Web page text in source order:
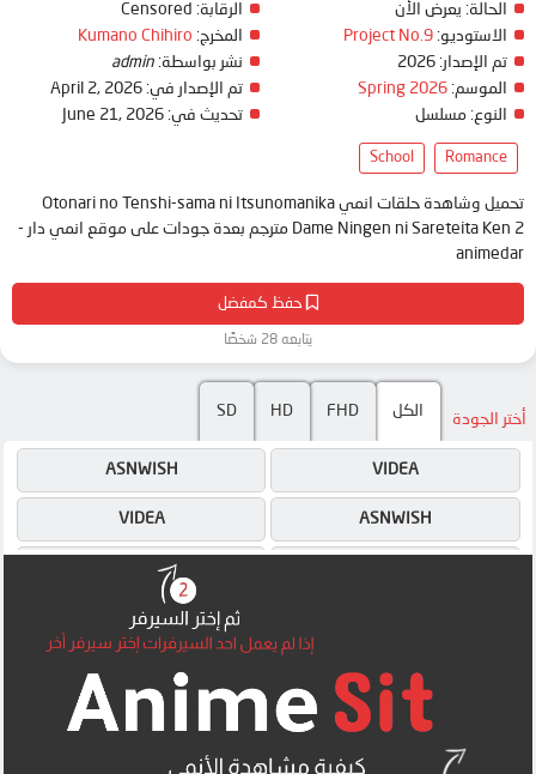
حفظ كمفضل
يتابعه 28 شخصًا
الحالة: يعرض الأن
الاستوديو: Project No.9
تم الإصدار:
الموسم: Spring 2026
النوع: مسلسل
الرقابة:
المخرج: Kumano Chihiro
نشر بواسطة: admin
تم الإصدار في: April 2, 2026
تحديث في: June 21, 2026
Romance
School
تحميل وشاهدة حلقات انمي Otonari no Tenshi-sama ni Itsunomanika
Dame Ningen ni Sareteita Ken 2 مترجم بعدة جودات على موقع انمي دار -
animedar
أختر الجودة الكل FHD
HD
SD
VIDEA
ASNWISH
ASNWISH
VIDEA
MEGA
4SHARED